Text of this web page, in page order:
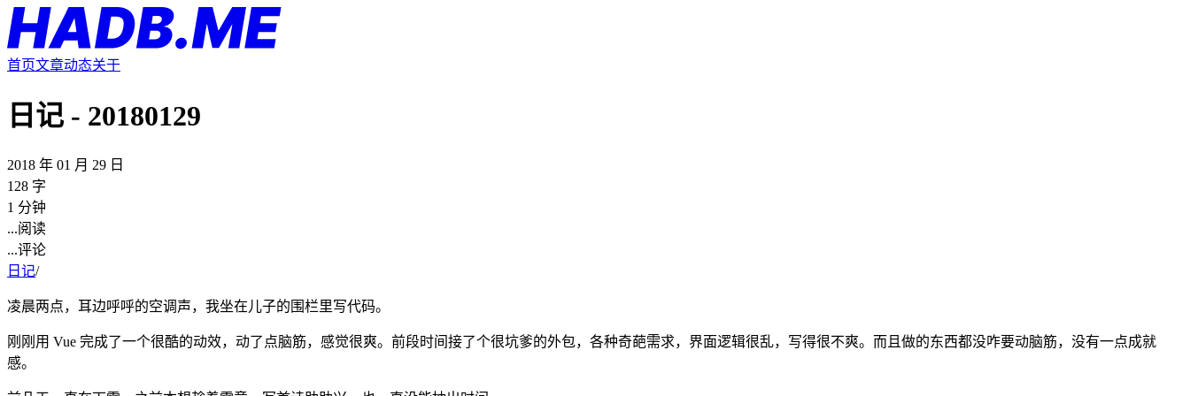
首页文章动态关于
日记 - 20180129
2018 年 01 月 29 日
128 字
1 分钟
...阅读
...评论
日记/
凌晨两点，耳边呼呼的空调声，我坐在儿子的围栏里写代码。
刚刚用 Vue 完成了一个很酷的动效，动了点脑筋，感觉很爽。前段时间接了个很坑爹的外包，各种奇葩需求，界面逻辑很乱，写得很不爽。而且做的东西都没咋要动脑筋，没有一点成就
感。